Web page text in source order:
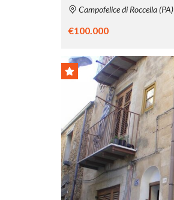
Campofelice di Roccella (PA)
€100.000